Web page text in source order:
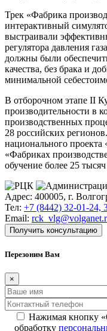
Трек «Фабрика
интерактивный
выстраивали
регулятора давления
должны были
качества, без брака и
минимальной
В отборочном этапе II
производительности в
производственных
28 российских
национального проекта
«Фабриках
обучение более 25
Адрес: 400005, г.
Тел: +7 (8442) 32-01-24,
Email:
Получить консультацию
Перезоним Вам
×
Нажимая кнопку
обработку